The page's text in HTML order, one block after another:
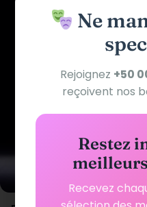
Ne
Rejoignez +50
reçoivent nos
Restez
Recevez